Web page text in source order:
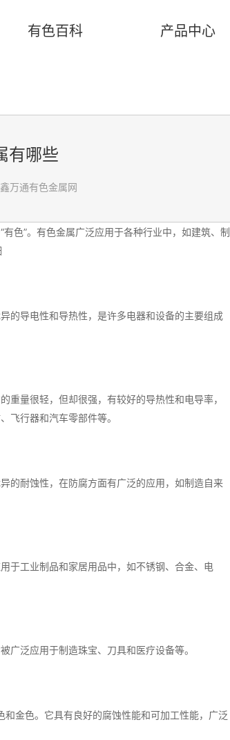
有色百科 产品中心
有哪些
万通有色金属网
色”。有色金属广泛应用于各种行业中，如建筑、制
的导电性和导热性，是许多电器和设备的主要组成
重量很轻，但却很强，有较好的导热性和电导率，
飞行器和汽车零部件等。
的耐蚀性，在防腐方面有广泛的应用，如制造自来
于工业制品和家居用品中，如不锈钢、合金、电
广泛应用于制造珠宝、刀具和医疗设备等。
金色。它具有良好的腐蚀性能和可加工性能，广泛